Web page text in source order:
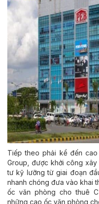
Tiếp theo phải kể đến
Group, được khởi công
tư kỹ lưỡng từ giai đoạn
nhanh chóng đưa vào khai
ốc văn phòng cho thuê
những cao ốc văn phòng